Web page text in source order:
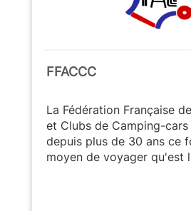
FFACCC
La Fédération Française
et Clubs de Camping-
depuis plus de 30 ans ce
moyen de voyager qu'est